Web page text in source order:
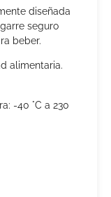
diseñada
seguro
beber.
alimentaria.
-40 °C a 230